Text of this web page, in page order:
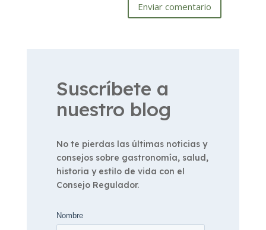
Enviar comentario
Suscríbete a
nuestro blog
No te pierdas las últimas noticias y
consejos sobre gastronomía, salud,
historia y estilo de vida con el
Consejo Regulador.